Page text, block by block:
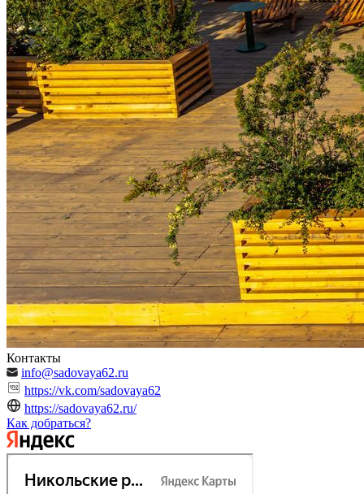
Контакты
info@sadovaya62.ru
https://vk.com/sadovaya62
https://sadovaya62.ru/
Как добраться?